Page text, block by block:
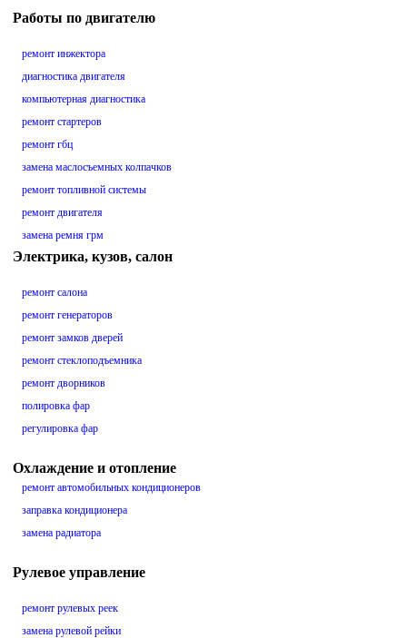
Работы по двигателю
ремонт инжектора
диагностика двигателя
компьютерная диагностика
ремонт стартеров
ремонт гбц
замена маслосъемных колпачков
ремонт топливной системы
ремонт двигателя
замена ремня грм
Электрика, кузов, салон
ремонт салона
ремонт генераторов
ремонт замков дверей
ремонт стеклоподъемника
ремонт дворников
полировка фар
регулировка фар
Охлаждение и отопление
ремонт автомобильных кондиционеров
заправка кондиционера
замена радиатора
Рулевое управление
ремонт рулевых реек
замена рулевой рейки